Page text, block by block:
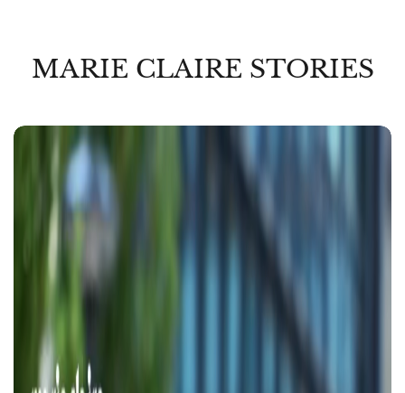
MARIE CLAIRE STORIES